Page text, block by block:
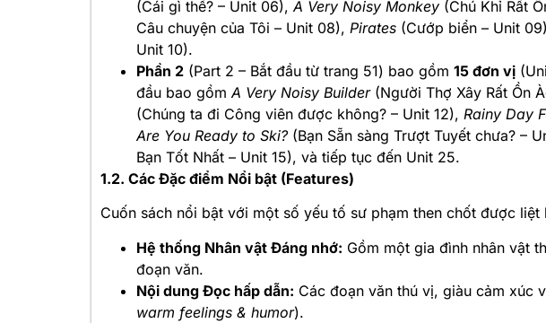
(Cái gì thế? – Unit 06), A Very Noisy Monkey (Chú Khỉ Rất
Câu chuyện của Tôi – Unit 08), Pirates (Cướp biển – Unit
Unit 10).
Phần 2 (Part 2 – Bắt đầu từ trang 51) bao gồm 15 đơn vị
đầu bao gồm A Very Noisy Builder(Người Thợ Xây Rất Ồn
(Chúng ta đi Công viên được không? – Unit 12), Rainy Day
Are You Ready to Ski?(Bạn Sẵn sàng Trượt Tuyết chưa? –
Bạn Tốt Nhất – Unit 15), và tiếp tục đến Unit 25.
1.2. Các Đặc điểm Nổi bật (Features)
Cuốn sách nổi bật với một số yếu tố sư phạm then chốt được
Hệ thống Nhân vật Đáng nhớ: Gồm một gia đình nhân vật
đoạn văn.
Nội dung Đọc hấp dẫn: Các đoạn văn thú vị, giàu cảm xúc
warm feelings & humor).